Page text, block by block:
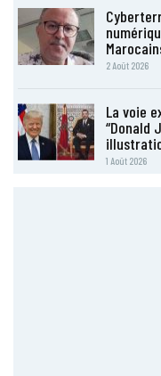
2 Août 2026
La voie
“Donald
1 Août 2026